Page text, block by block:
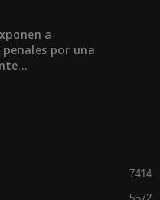
a
por una
7414